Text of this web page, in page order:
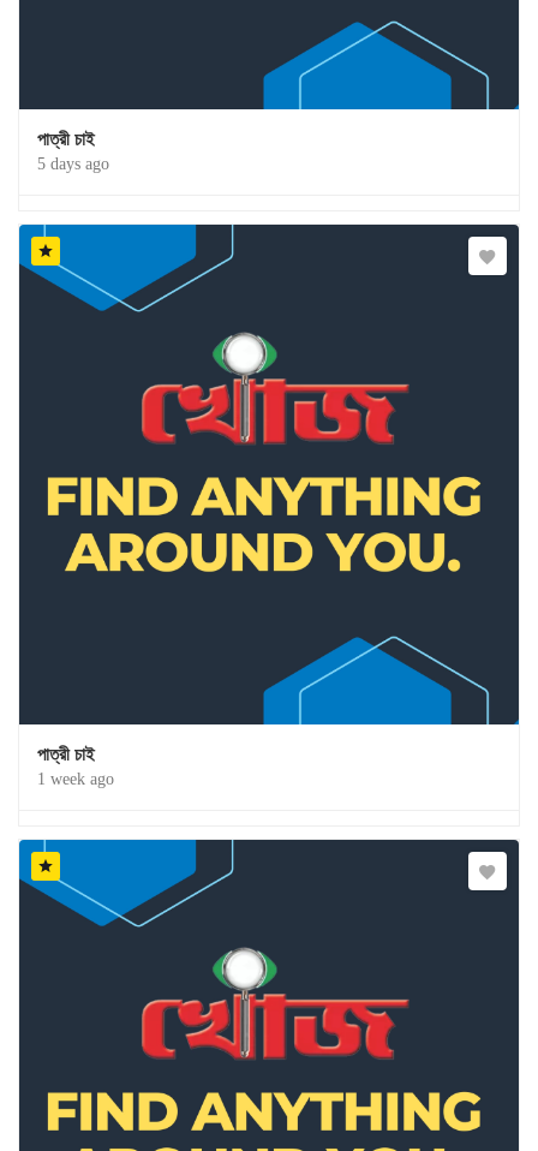
পাত্রী চাই
5 days ago
পাত্রী চাই
1 week ago